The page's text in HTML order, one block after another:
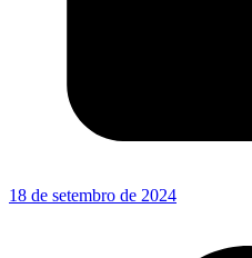
18 de setembro de 2024